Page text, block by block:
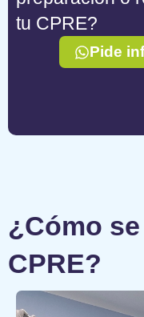
tu CPRE?
Pide
¿Cómo
CPRE?